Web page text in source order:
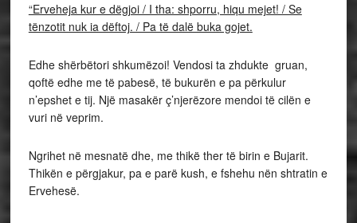
“Erveheja kur e dëgjoi / I tha: shporru, hiqu mejet! / Se
tënzotit nuk ia dëftoj. / Pa të dalë buka gojet.
Edhe shërbëtori shkumëzoi! Vendosi ta zhdukte gruan,
qoftë edhe me të pabesë, të bukurën e pa përkulur
n’epshet e tij. Një masakër ç’njerëzore mendoi të cilën e
vuri në veprim.
Ngrihet në mesnatë dhe, me thikë ther të birin e Bujarit.
Thikën e përgjakur, pa e parë kush, e fshehu nën shtratin e
Ervehesë.